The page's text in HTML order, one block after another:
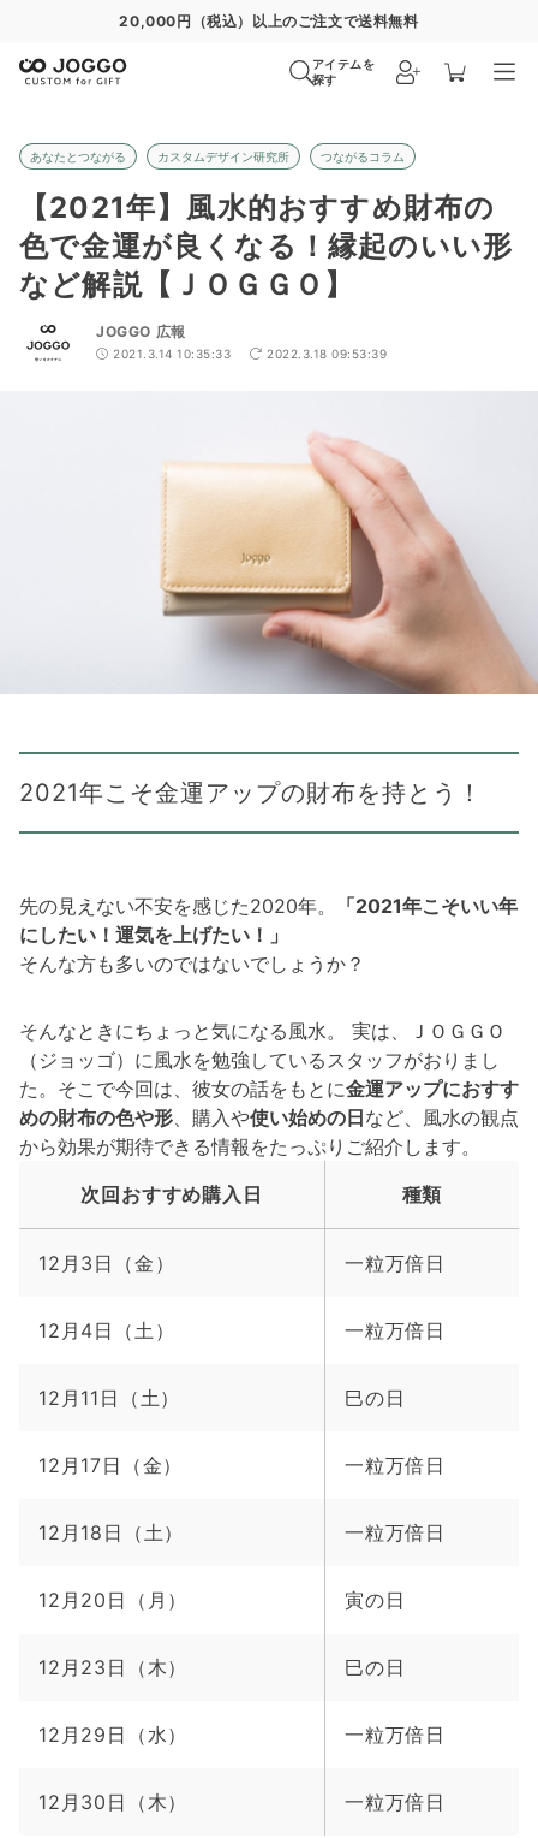
通常便 8/29 特急便 8/23 超特急便−
アイテムを
探す
あなたとつながる カスタムデザイン研究所 つながるコラム
【2021年】風水的おすすめ財布の
色で金運が良くなる！縁起のいい形
など解説【ＪＯＧＧＯ】
JOGGO 広報
2021.3.14 10:35:33 2022.3.18 09:53:39
2021年こそ金運アップの財布を持とう！
先の見えない不安を感じた2020年。
「2021年こそいい年
にしたい！運気を上げたい！」
そんな方も多いのではないでしょうか？
そんなときにちょっと気になる風水。 実は、ＪＯＧＧＯ
（ジョッゴ）に風水を勉強しているスタッフがおりまし
た。そこで今回は、彼女の話をもとに金運アップにおすす
めの財布の色や形、購入や使い始めの日など、風水の観点
から効果が期待できる情報をたっぷりご紹介します。
次回おすすめ購入日
種類
12月3日（金） 一粒万倍日
12月4日（土） 一粒万倍日
12月11日（土） 巳の日
12月17日（金） 一粒万倍日
12月18日（土） 一粒万倍日
12月20日（月） 寅の日
12月23日（木） 巳の日
12月29日（水） 一粒万倍日
12月30日（木） 一粒万倍日